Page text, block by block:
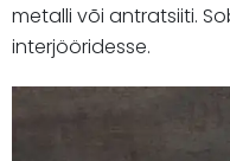
metalli või antratsiiti.
interjööridesse.